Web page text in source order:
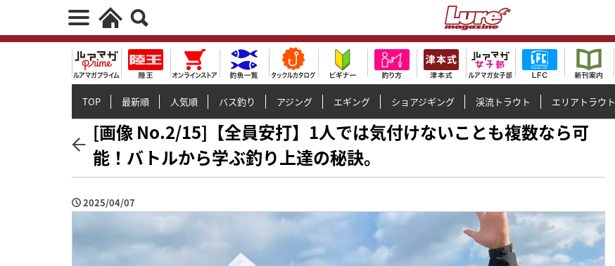
TOP 最新順 人気順 バス釣り アジング エギング ショアジギング 渓流トラウト エリアトラウト
[画像 No.2/15]【全員安打】1人では気付けないことも複数なら可
能！バトルから学ぶ釣り上達の秘訣。
2025/04/07